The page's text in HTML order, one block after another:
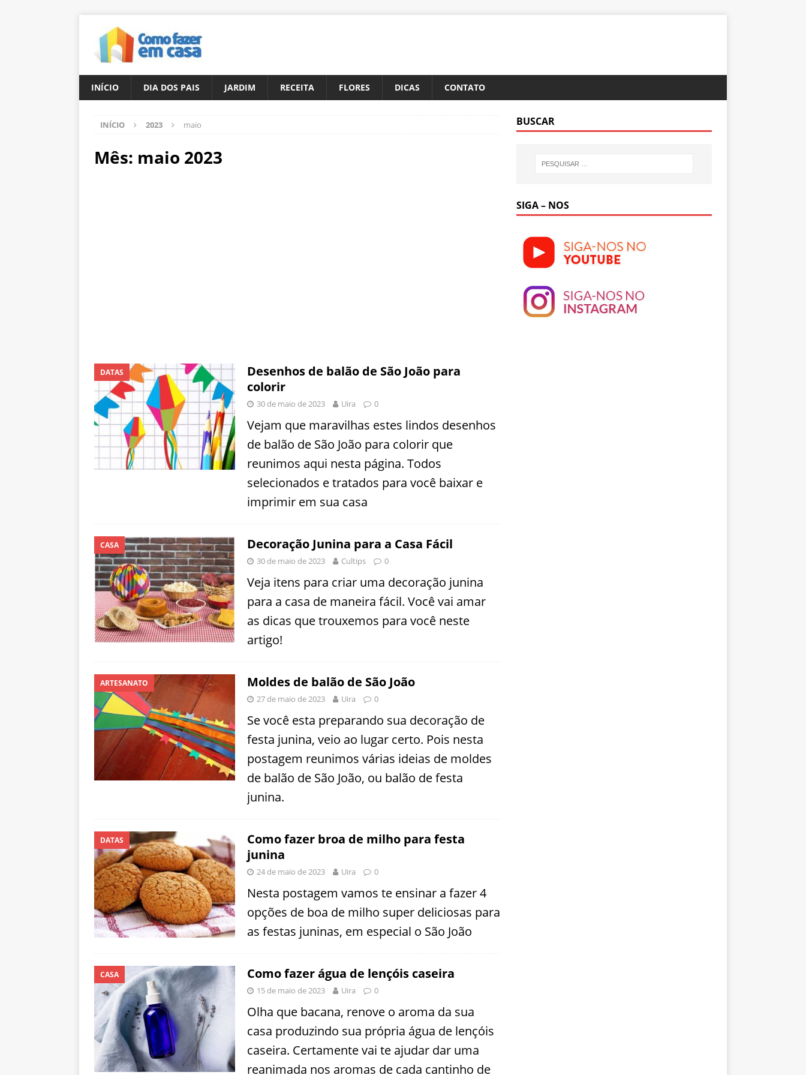
INÍCIO DIA DOS PAIS JARDIM RECEITA FLORES DICAS CONTATO
INÍCIO 2023 maio
Mês: maio 2023
DATAS
Desenhos de balão de São João para
colorir
30 de maio de 2023 Uira 0
Vejam que maravilhas estes lindos desenhos
de balão de São João para colorir que
reunimos aqui nesta página. Todos
selecionados e tratados para você baixar e
imprimir em sua casa
CASA Decoração Junina para a Casa Fácil
30 de maio de 2023 Cultips 0
Veja itens para criar uma decoração junina
para a casa de maneira fácil. Você vai amar
as dicas que trouxemos para você neste
artigo!
ARTESANATO Moldes de balão de São João
27 de maio de 2023 Uira 0
Se você esta preparando sua decoração de
festa junina, veio ao lugar certo. Pois nesta
postagem reunimos várias ideias de moldes
de balão de São João, ou balão de festa
junina.
DATAS
Como fazer broa de milho para festa
junina
24 de maio de 2023 Uira 0
Nesta postagem vamos te ensinar a fazer 4
opções de boa de milho super deliciosas para
as festas juninas, em especial o São João
CASA Como fazer água de lençóis caseira
15 de maio de 2023 Uira 0
Olha que bacana, renove o aroma da sua
casa produzindo sua própria água de lençóis
caseira. Certamente vai te ajudar dar uma
reanimada nos aromas de cada cantinho de
BUSCAR
SIGA – NOS